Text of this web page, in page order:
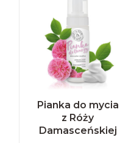
Pianka do mycia
z Róży
Damasceńskiej